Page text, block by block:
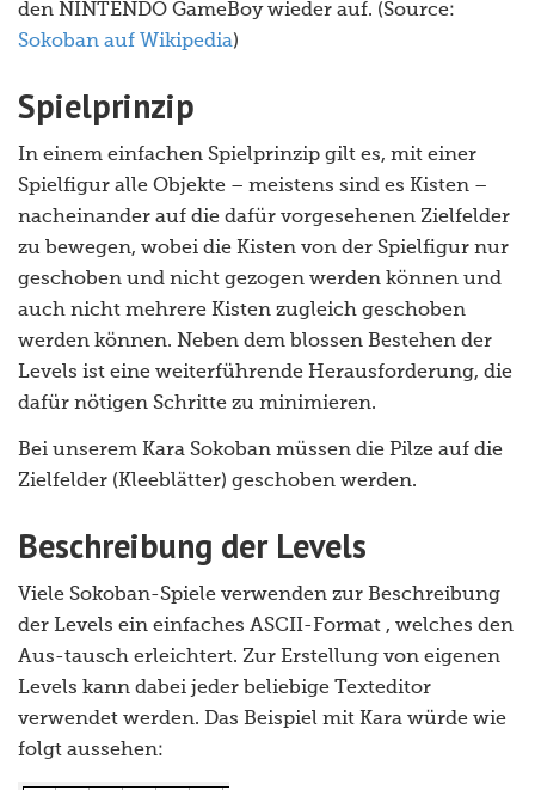
den NINTENDO GameBoy wieder auf. (Source:
Sokoban auf Wikipedia)
Spielprinzip
In einem einfachen Spielprinzip gilt es, mit einer
Spielfigur alle Objekte – meistens sind es Kisten –
nacheinander auf die dafür vorgesehenen Zielfelder
zu bewegen, wobei die Kisten von der Spielfigur nur
geschoben und nicht gezogen werden können und
auch nicht mehrere Kisten zugleich geschoben
werden können. Neben dem blossen Bestehen der
Levels ist eine weiterführende Herausforderung, die
dafür nötigen Schritte zu minimieren.
Bei unserem Kara Sokoban müssen die Pilze auf die
Zielfelder (Kleeblätter) geschoben werden.
Beschreibung der Levels
Viele Sokoban-Spiele verwenden zur Beschreibung
der Levels ein einfaches ASCII-Format , welches den
Aus-tausch erleichtert. Zur Erstellung von eigenen
Levels kann dabei jeder beliebige Texteditor
verwendet werden. Das Beispiel mit Kara würde wie
folgt aussehen: